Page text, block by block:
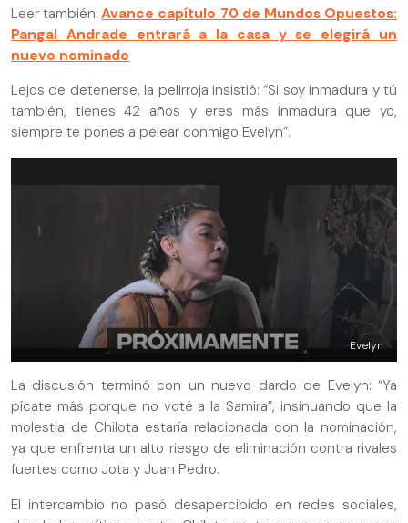
Leer también: Avance capítulo 70 de Mundos Opuestos:
Pangal Andrade entrará a la casa y se elegirá un
nuevo nominado
Lejos de detenerse, la pelirroja insistió: “Si soy inmadura y tú
también, tienes 42 años y eres más inmadura que yo,
siempre te pones a pelear conmigo Evelyn”.
Evelyn
La discusión terminó con un nuevo dardo de Evelyn: “Ya
pícate más porque no voté a la Samira”, insinuando que la
molestia de Chilota estaría relacionada con la nominación,
ya que enfrenta un alto riesgo de eliminación contra rivales
fuertes como Jota y Juan Pedro.
El intercambio no pasó desapercibido en redes sociales,